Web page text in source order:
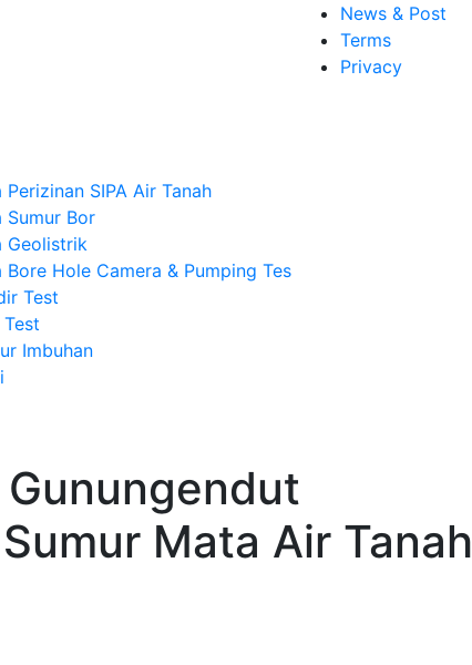
News & Post
Terms
Privacy
Perizinan SIPA Air Tanah
Sumur Bor
Geolistrik
Bore Hole Camera & Pumping Tes
Test
Test
Imbuhan
Mata Air Tanah